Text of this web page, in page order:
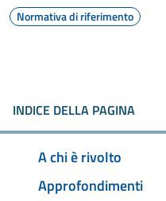
Normativa di riferimento
INDICE DELLA PAGINA
A chi è rivolto
Approfondimenti